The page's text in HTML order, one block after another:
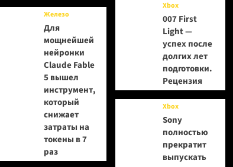
Железо
Для
мощнейшей
нейронки
Claude Fable
5 вышел
инструмент,
который
снижает
затраты на
токены в 7
раз
Xbox
007 First
Light —
успех после
долгих лет
подготовки.
Рецензия
Xbox
Sony
полностью
прекратит
выпускать